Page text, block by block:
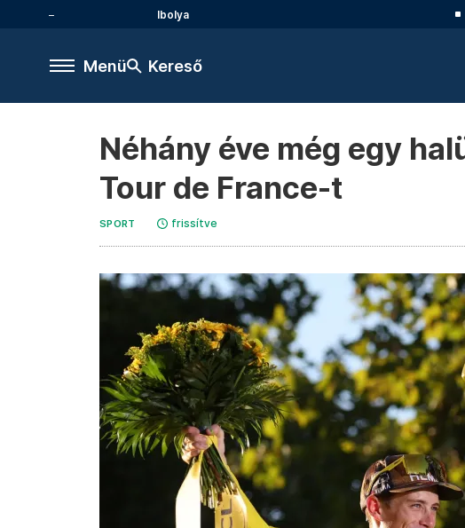
Ibolya
Menü Kereső
Néhány éve még egy
Tour de France-t
SPORT frissítve